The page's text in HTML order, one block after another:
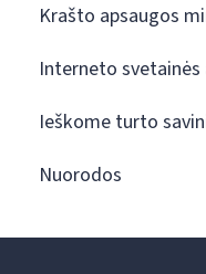
Krašto apsaugos
Interneto
Ieškome turto
Nuorodos